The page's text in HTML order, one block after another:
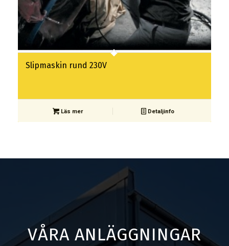
Slipmaskin rund 230V
Läs mer Detaljinfo
VÅRA ANLÄGGNINGAR